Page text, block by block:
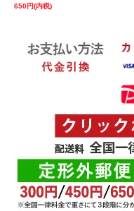
650円(内税)